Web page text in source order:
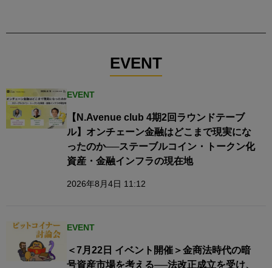
EVENT
EVENT
【N.Avenue club 4期2回ラウンドテーブ
ル】オンチェーン金融はどこまで現実にな
ったのか──ステーブルコイン・トークン化
資産・金融インフラの現在地
2026年8月4日 11:12
EVENT
＜7月22日 イベント開催＞金商法時代の暗
号資産市場を考える──法改正成立を受け、